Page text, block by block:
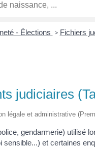
- Élections > Fichiers
judiciaires
légale et administrative
gendarmerie) utilisé
et certaines